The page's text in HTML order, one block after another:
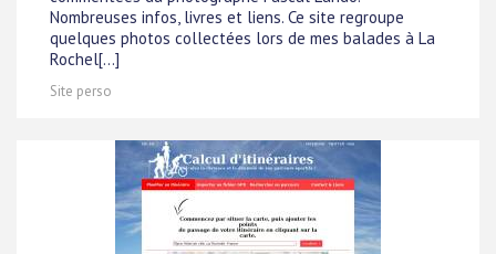
Nombreuses infos, livres et liens. Ce site regroupe
quelques photos collectées lors de mes balades à La
Rochel[...]
Site perso